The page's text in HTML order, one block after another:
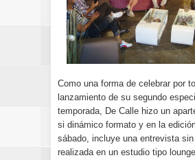
Como una forma de celebrar por
lanzamiento de su segundo
temporada, De Calle hizo un
si dinámico formato y en la
sábado, incluye una entrevista
realizada en un estudio tipo